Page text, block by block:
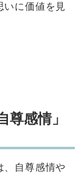
いに価値を見
感情」
、自尊感情や